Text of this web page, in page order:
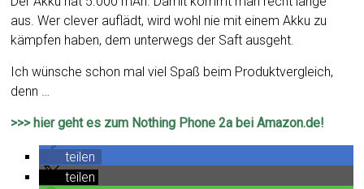
aus. Wer clever auflädt, wird wohl nie mit einem Akku zu
kämpfen haben, dem unterwegs der Saft ausgeht.
Ich wünsche schon mal viel Spaß beim Produktvergleich,
denn …
>>> hier geht es zum Nothing Phone 2a bei Amazon.de!
teilen
teilen